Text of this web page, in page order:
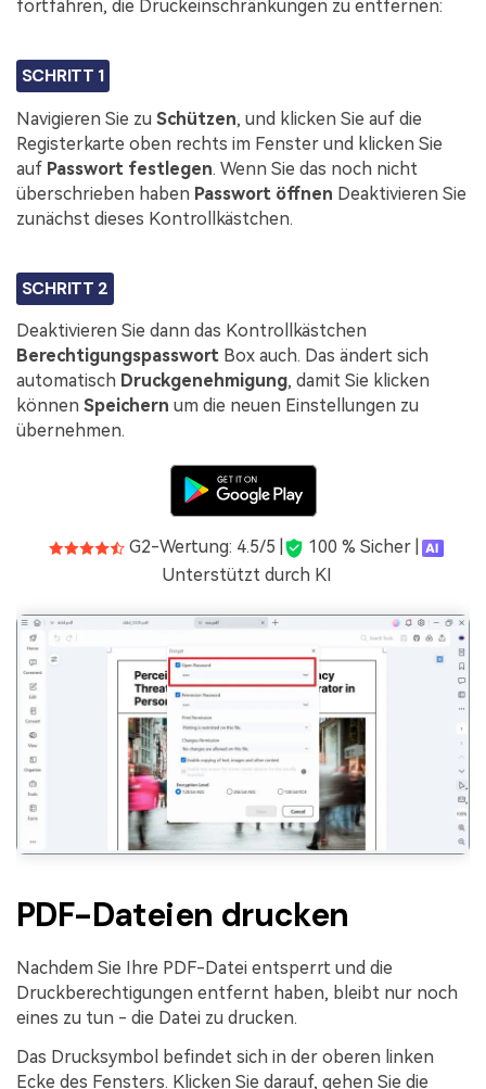
fortfahren, die Druckeinschränkungen zu entfernen:
SCHRITT 1
Navigieren Sie zu Schützen, und klicken Sie auf die
Registerkarte oben rechts im Fenster und klicken Sie
auf Passwort festlegen. Wenn Sie das noch nicht
überschrieben haben Passwort öffnen Deaktivieren Sie
zunächst dieses Kontrollkästchen.
SCHRITT 2
Deaktivieren Sie dann das Kontrollkästchen
Berechtigungspasswort Box auch. Das ändert sich
automatisch Druckgenehmigung, damit Sie klicken
können Speichern um die neuen Einstellungen zu
übernehmen.
G2-Wertung: 4.5/5 |
100 % Sicher |
Unterstützt durch KI
PDF-Dateien drucken
Nachdem Sie Ihre PDF-Datei entsperrt und die
Druckberechtigungen entfernt haben, bleibt nur noch
eines zu tun - die Datei zu drucken.
Das Drucksymbol befindet sich in der oberen linken
Ecke des Fensters. Klicken Sie darauf, gehen Sie die